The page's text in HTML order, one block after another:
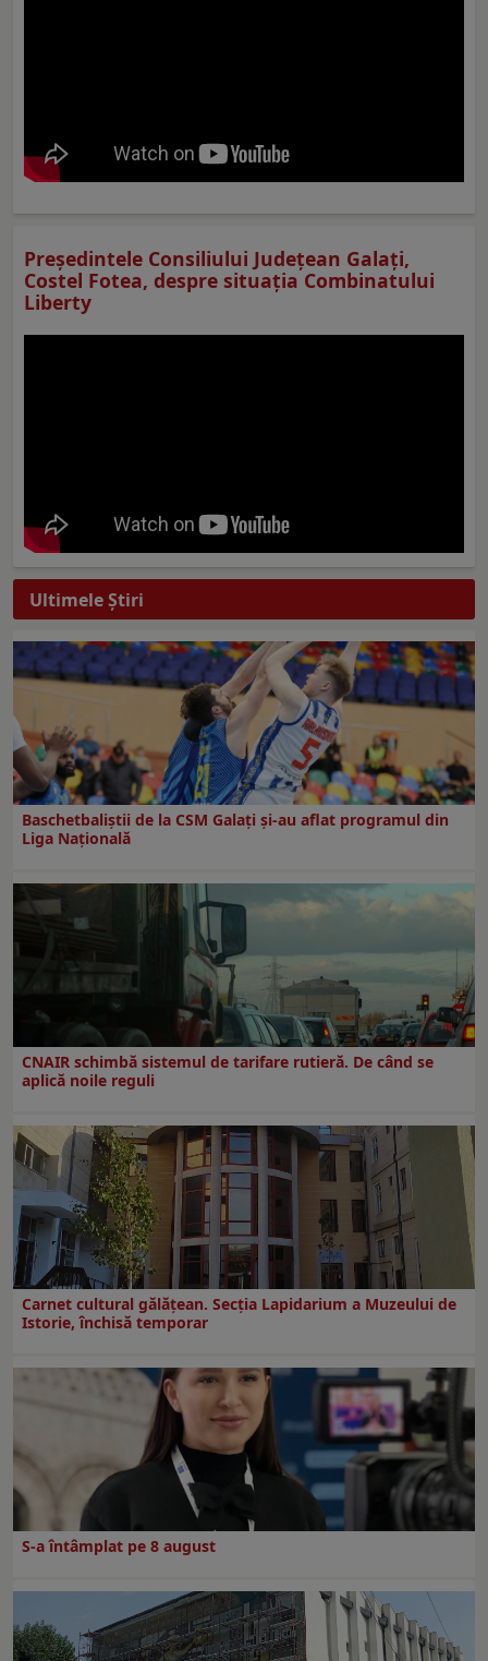
Preşedintele Consiliului Judeţean Galaţi,
Costel Fotea, despre situaţia Combinatului
Liberty
Ultimele Ştiri
Baschetbaliștii de la CSM Galați și-au aflat programul din
Liga Națională
CNAIR schimbă sistemul de tarifare rutieră. De când se
aplică noile reguli
Carnet cultural gălăţean. Secţia Lapidarium a Muzeului de
Istorie, închisă temporar
S-a întâmplat pe 8 august